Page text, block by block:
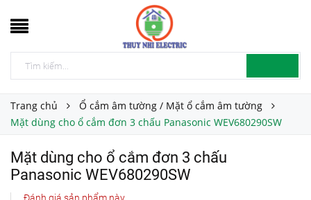
Trang chủ
Ổ cắm âm tường / Mặt ổ cắm âm tường
Mặt dùng cho ổ cắm đơn 3 chấu Panasonic WEV680290SW
Mặt dùng cho ổ cắm đơn 3 chấu
Panasonic WEV680290SW